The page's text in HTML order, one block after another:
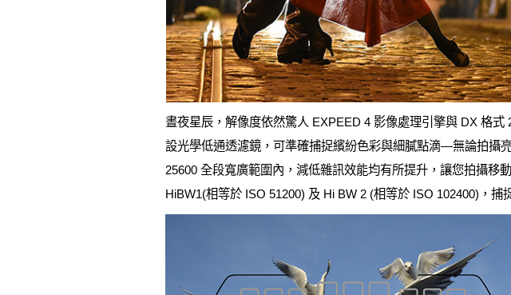
晝夜星辰，解像度依然驚人 EXPEED 4 影像處理引擎與 DX 格式
設光學低通透濾鏡，可準確捕捉繽紛色彩與細膩點滴—無論拍攝
25600 全段寬廣範圍內，減低雜訊效能均有所提升，讓您拍攝移
HiBW1(相等於 ISO 51200) 及 Hi BW 2 (相等於 ISO 102400)，捕